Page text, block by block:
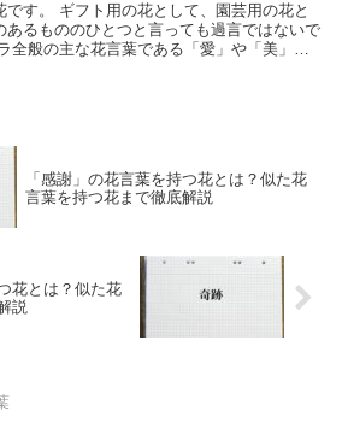
す。 ギフト用の花として、園芸用の花と
あるもののひとつと言っても過言ではないで
全般の主な花言葉である「愛」や「美」も
「感謝」の花言葉を持つ花とは？似た花
言葉を持つ花まで徹底解説
花とは？似た花
説